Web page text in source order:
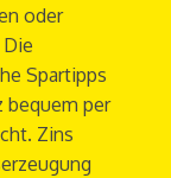
oder
Spartipps
bequem per
Zins